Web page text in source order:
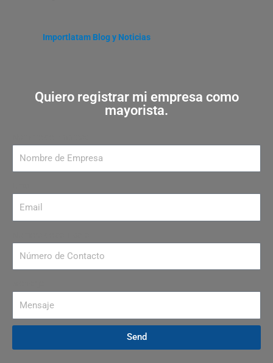
Importlatam Blog y Noticias
Quiero registrar mi empresa como
mayorista.
Send